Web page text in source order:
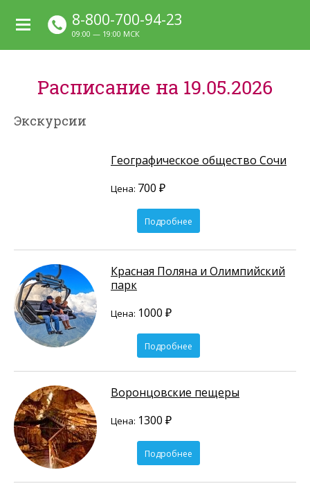
8-800-700-94-23
09:00 — 19:00 МСК
Расписание на 19.05.2026
Экскурсии
Географическое общество Сочи
Цена: 700 ₽
Подробнее
Красная Поляна и Олимпийский
парк
Цена: 1000 ₽
Подробнее
Воронцовские пещеры
Цена: 1300 ₽
Подробнее